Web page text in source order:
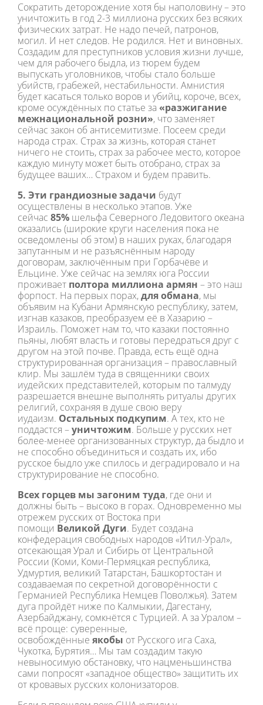
Сократить деторождение хотя бы наполовину – это
уничтожить в год 2-3 миллиона русских без всяких
физических затрат. Не надо печей, патронов,
могил. И нет следов. Не родился. Нет и виновных.
Создадим для преступников условия жизни лучше,
чем для рабочего быдла, из тюрем будем
выпускать уголовников, чтобы стало больше
убийств, грабежей, нестабильности. Амнистия
будет касаться только воров и убийц, короче, всех,
кроме осуждённых по статье за«разжигание
межнациональной розни», что заменяет
сейчас закон об антисемитизме. Посеем среди
народа страх. Страх за жизнь, которая станет
ничего не стоить, страх за рабочее место, которое
каждую минуту может быть отобрано, страх за
будущее ваших… Страхом и будем править.
5. Эти грандиозные задачи будут
осуществлены в несколько этапов. Уже
сейчас 85% шельфа Северного Ледовитого океана
оказались (широкие круги населения пока не
осведомлены об этом) в наших руках, благодаря
запутанным и не разъяснённым народу
договорам, заключённым при Горбачёве и
Ельцине. Уже сейчас на землях юга России
проживает полтора миллиона армян – это наш
форпост. На первых порах,для обмана, мы
объявим на Кубани Армянскую республику, затем,
изгнав казаков, преобразуем её в Хазарию –
Израиль. Поможет нам то, что казаки постоянно
пьяны, любят власть и готовы передраться друг с
другом на этой почве. Правда, есть ещё одна
структурированная организация – православный
клир. Мы зашлём туда в священники своих
иудейских представителей, которым по талмуду
разрешается внешне выполнять ритуалы других
религий, сохраняя в душе свою веру
иудаизм. Остальных подкупим. А тех, кто не
поддастся –уничтожим. Больше у русских нет
более-менее организованных структур, да быдло и
не способно объединиться и создать их, ибо
русское быдло уже спилось и деградировало и на
структурирование не способно.
Всех горцев мы загоним туда, где они и
должны быть – высоко в горах. Одновременно мы
отрежем русских от Востока при
помощи Великой Дуги. Будет создана
конфедерация свободных народов «Итил-Урал»,
отсекающая Урал и Сибирь от Центральной
России (Коми, Коми-Пермяцкая республика,
Удмуртия, великий Татарстан, Башкортостан и
создаваемая по секретной договорённости с
Германией Республика Немцев Поволжья). Затем
дуга пройдёт ниже по Калмыкии, Дагестану,
Азербайджану, сомкнётся с Турцией. А за Уралом –
всё проще: суверенные,
освобождённые якобы от Русского ига Саха,
Чукотка, Бурятия… Мы там создадим такую
невыносимую обстановку, что нацменьшинства
сами попросят «западное общество» защитить их
от кровавых русских колонизаторов.